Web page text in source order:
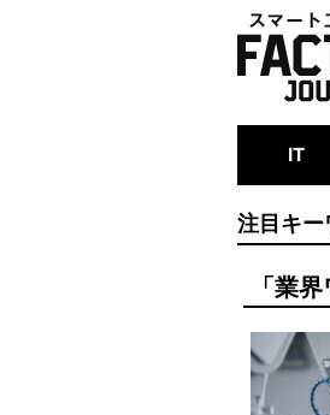
IT
注目キー
「業